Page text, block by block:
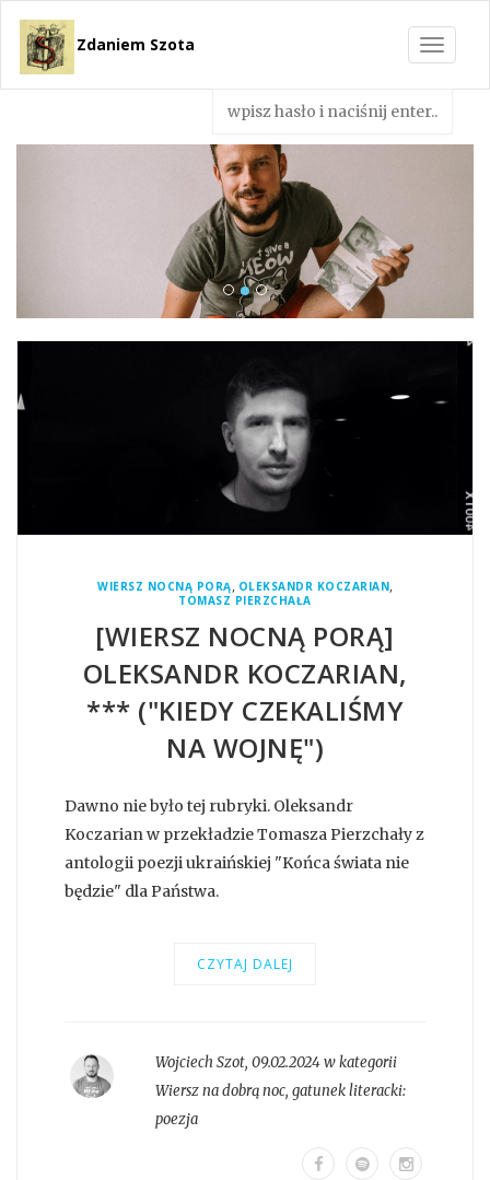
Toggle
Zdaniem Szota
WIERSZ NOCNĄ PORĄ, OLEKSANDR KOCZARIAN,
TOMASZ PIERZCHAŁA
[WIERSZ NOCNĄ PORĄ]
OLEKSANDR KOCZARIAN,
*** ("KIEDY CZEKALIŚMY
NA WOJNĘ")
Dawno nie było tej rubryki. Oleksandr
Koczarian w przekładzie Tomasza Pierzchały z
antologii poezji ukraińskiej "Końca świata nie
będzie" dla Państwa.
CZYTAJ DALEJ
Wojciech Szot, 09.02.2024 w kategorii
Wiersz na dobrą noc, gatunek literacki:
poezja